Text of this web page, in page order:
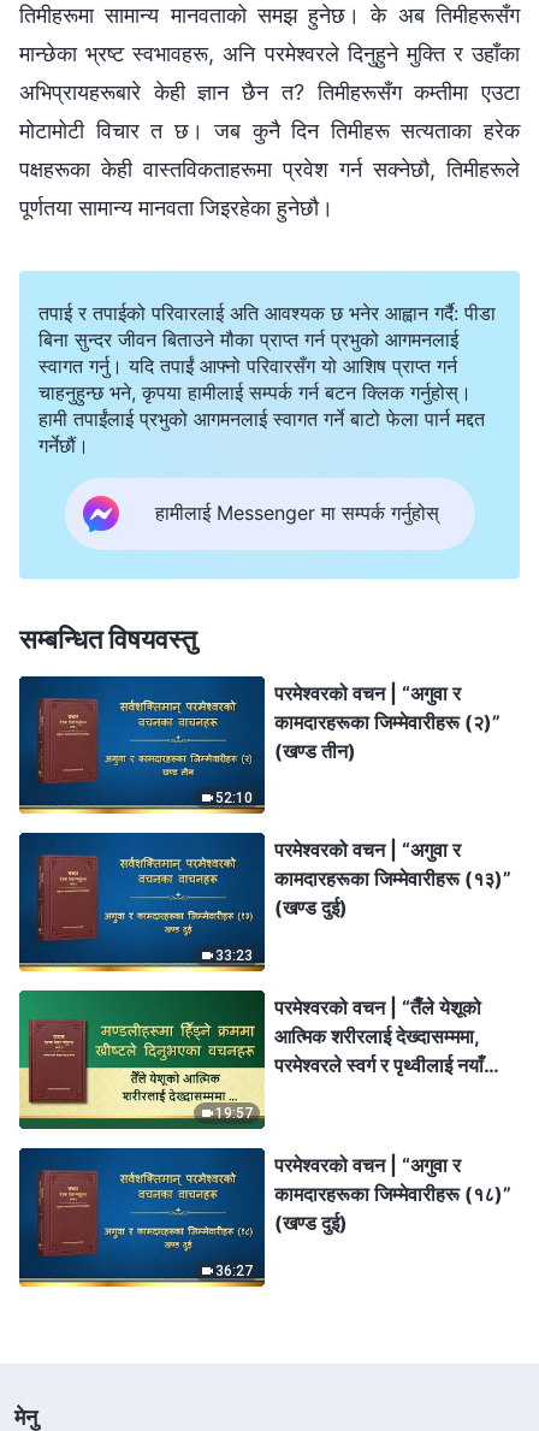
तिमीहरूमा सामान्य मानवताको समझ हुनेछ। के अब तिमीहरूसँग
मान्छेका भ्रष्ट स्वभावहरू, अनि परमेश्‍वरले दिनुहुने मुक्ति र उहाँका
अभिप्रायहरूबारे केही ज्ञान छैन त? तिमीहरूसँग कम्तीमा एउटा
मोटामोटी विचार त छ। जब कुनै दिन तिमीहरू सत्यताका हरेक
पक्षहरूका केही वास्तविकताहरूमा प्रवेश गर्न सक्नेछौ, तिमीहरूले
पूर्णतया सामान्य मानवता जिइरहेका हुनेछौ।
तपाई र तपाईको परिवारलाई अति आवश्यक छ भनेर आह्वान गर्दै: पीडा
बिना सुन्दर जीवन बिताउने मौका प्राप्त गर्न प्रभुको आगमनलाई
स्वागत गर्नु। यदि तपाईं आफ्नो परिवारसँग यो आशिष प्राप्त गर्न
चाहनुहुन्छ भने, कृपया हामीलाई सम्पर्क गर्न बटन क्लिक गर्नुहोस्।
हामी तपाईंलाई प्रभुको आगमनलाई स्वागत गर्ने बाटो फेला पार्न मद्दत
गर्नेछौं।
हामीलाई Messenger मा सम्पर्क गर्नुहोस्
सम्बन्धित विषयवस्तु
52:10
परमेश्‍वरको वचन | “अगुवा र
कामदारहरूका जिम्‍मेवारीहरू (२)”
(खण्ड तीन)
33:23
परमेश्‍वरको वचन | “अगुवा र
कामदारहरूका जिम्‍मेवारीहरू (१३)”
(खण्ड दुई)
19:57
परमेश्‍वरको वचन | “तैँले येशूको
आत्मिक शरीरलाई देख्दासम्ममा,
परमेश्‍वरले स्वर्ग र पृथ्वीलाई नयाँ
36:27
परमेश्‍वरको वचन | “अगुवा र
कामदारहरूका जिम्‍मेवारीहरू (१८)”
(खण्ड दुई)
मेनु